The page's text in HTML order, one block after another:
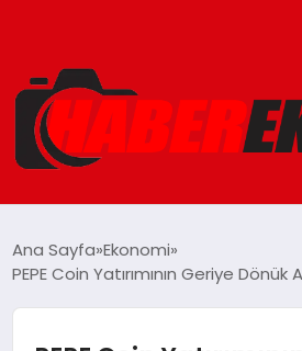
EĞITIM
Ana Sayfa Ekonomi
PEPE Coin Yatırımının Geriye Dönük